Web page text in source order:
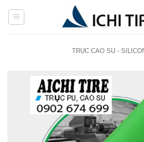
TRỤC CAO SU -